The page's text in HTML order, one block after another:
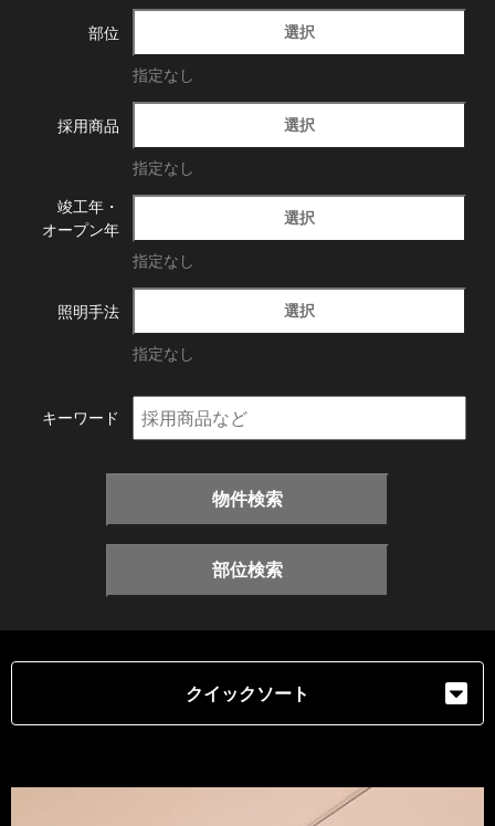
部位 選択
指定なし
採用商品 選択
指定なし
竣工年・
オープン年
選択
指定なし
照明手法 選択
指定なし
キーワード
物件検索
部位検索
クイックソート